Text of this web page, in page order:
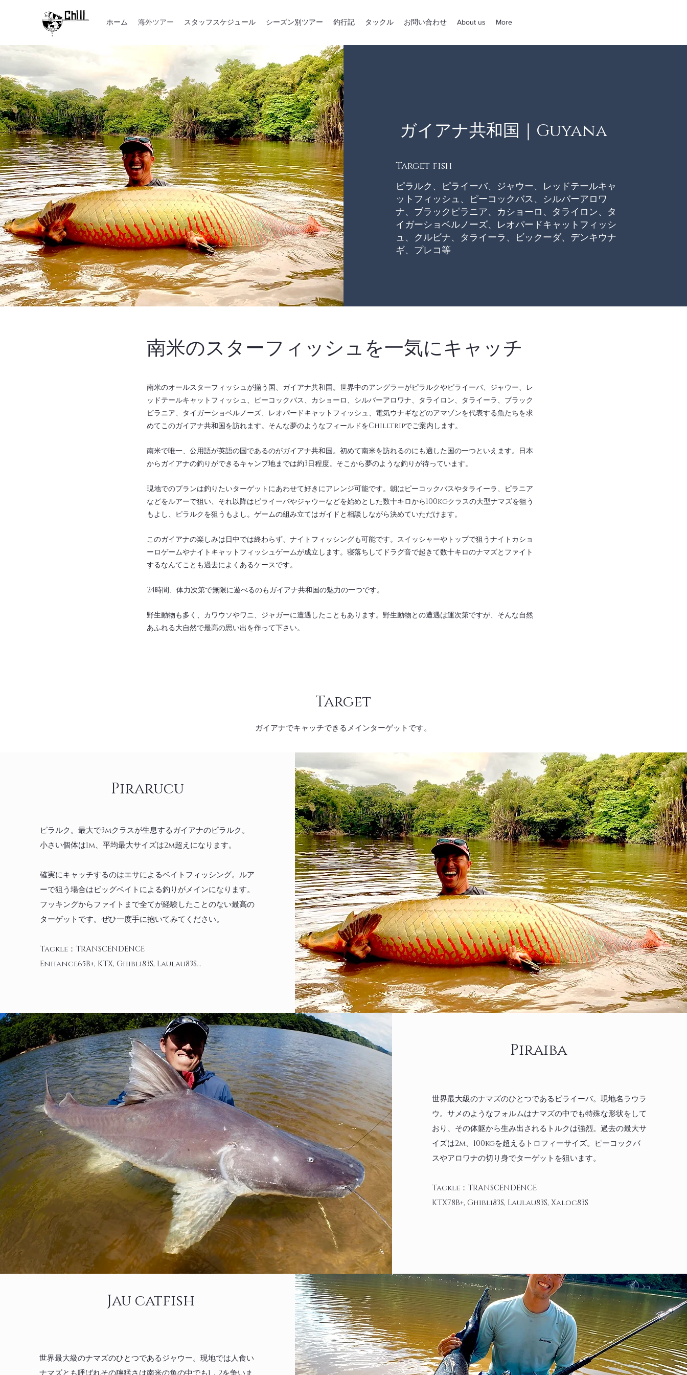
ホーム 海外ツアー スタッフスケジュール シーズン別ツアー 釣行記 タックル お問い合わせ About us More
​ガイアナ共和国｜Guyana
Target fish
ピラルク、ピライーバ、ジャウー、レッドテールキャ
ットフィッシュ、ピーコックバス、シルバーアロワ
ナ、ブラックピラニア、カショーロ、タライロン、タ
イガーショベルノーズ、レオパードキャットフィッシ
ュ、クルビナ、タライーラ、ビックーダ、デンキウナ
ギ、プレコ等
南米のスターフィッシュを一気にキャッチ
南米のオールスターフィッシュが揃う国、ガイアナ共和国。世界中のアングラーがピラルクやピライーバ、ジャウー、レ
ッドテールキャットフィッシュ、ピーコックバス、カショーロ、シルバーアロワナ、タライロン、タライーラ、ブラック
ピラニア、タイガーショベルノーズ、レオパードキャットフィッシュ、電気ウナギなどのアマゾンを代表する魚たちを求
めてこのガイアナ共和国を訪れます。そんな夢のようなフィールドをChilltripでご案内します。
南米で唯一、公用語が英語の国であるのがガイアナ共和国。初めて南米を訪れるのにも適した国の一つといえます。日本
からガイアナの釣りができるキャンプ地までは約3日程度。そこから夢のような釣りが待っています。
現地でのプランは釣りたいターゲットにあわせて好きにアレンジ可能です。朝はピーコックバスやタライーラ、ピラニア
などをルアーで狙い、それ以降はピライーバやジャウーなどを始めとした数十キロから100kgクラスの大型ナマズを狙う
もよし、ピラルクを狙うもよし。ゲームの組み立てはガイドと相談しながら決めていただけます。
このガイアナの楽しみは日中では終わらず、ナイトフィッシングも可能です。スイッシャーやトップで狙うナイトカショ
ーロゲームやナイトキャットフィッシュゲームが成立します。寝落ちしてドラグ音で起きて数十キロのナマズとファイト
するなんてことも過去によくあるケースです。
24時間、体力次第で無限に遊べるのもガイアナ共和国の魅力の一つです。
野生動物も多く、カワウソやワニ、ジャガーに遭遇したこともあります。野生動物との遭遇は運次第ですが、そんな自然
あふれる大自然で最高の思い出を作って下さい。
Target
ガイアナでキャッチできるメインターゲットです。
Pirarucu
ピラルク。最大で3mクラスが生息するガイアナのピラルク。
小さい個体は1m、平均最大サイズは2m超えになります。
確実にキャッチするのはエサによるベイトフィッシング。ルア
ーで狙う場合はビッグベイトによる釣りがメインになります。
フッキングからファイトまで全てが経験したことのない最高の
ターゲットです。ぜひ一度手に抱いてみてください。
​Tackle：TRANSCENDENCE
Enhance65B+, KTX, Ghibli83S, Laulau83S...
Piraiba
​世界最大級のナマズのひとつであるピライーバ。現地名ラウラ
ウ。サメのようなフォルムはナマズの中でも特殊な形状をして
おり、その体躯から生み出されるトルクは強烈。過去の最大サ
イズは2m、100kgを超えるトロフィーサイズ。ピーコックバ
スやアロワナの切り身でターゲットを狙います。
​Tackle：TRANSCENDENCE
KTX78B+, Ghibli83S, Laulau83S, Xaloc83S
Jau catfish
​世界最大級のナマズのひとつであるジャウー。現地では人食い